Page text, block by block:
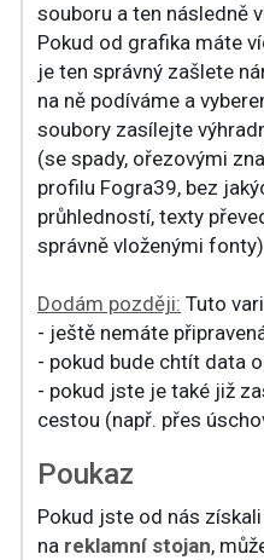
souboru a ten následně
Pokud od grafika máte
je ten správný zašlete
na ně podíváme a
soubory zasílejte
(se spady, ořezovými
profilu Fogra39, bez
průhledností, texty
správně vloženými
Dodám později: Tuto
- ještě nemáte
- pokud bude chtít data
- pokud jste je také již
cestou (např. přes
Poukaz
Pokud jste od nás
na reklamní stojan,